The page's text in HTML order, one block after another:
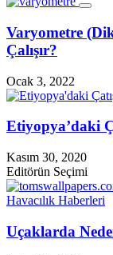
Varyometre
Çalışır?
Ocak 3, 2022
Etiyopya’daki
Kasım 30, 2020
Editörün Seçimi
Havacılık Haberleri
Uçaklarda